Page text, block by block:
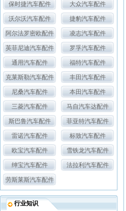
保时捷汽车配件 大众汽车配件
沃尔沃汽车配件 捷豹汽车配件
阿尔法罗密欧配件 凌志汽车配件
英菲尼迪汽车配件 罗孚汽车配件
通用汽车配件 福特汽车配件
克莱斯勒汽车配件 丰田汽车配件
尼桑汽车配件 本田汽车配件
三菱汽车配件 马自汽车达配件
斯巴鲁汽车配件 菲亚特汽车配件
雷诺汽车配件 标致汽车配件
欧宝汽车配件 雪铁龙汽车配件
绅宝汽车配件 法拉利汽车配件
劳斯莱斯汽车配件
行业知识